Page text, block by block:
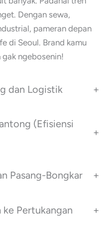
Dengan sewa,
pameran depan
di Seoul. Brand kamu
ngebosenin!
dan Logistik +
(Efisiensi
+
Pasang-Bongkar +
ke Pertukangan +